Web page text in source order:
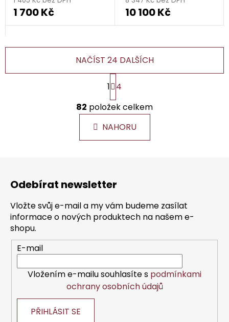
1 700 Kč 10 100 Kč
O
v
l
á
d
p
v
k
v
ý
p
i
s
NAČÍST 24 DALŠÍCH
S
t
r
á
n
k
1
4
82 položek celkem
NAHORU
Odebírat newsletter
Vložte svůj e-mail a my vám budeme zasílat
informace o nových produktech na našem e-
shopu.
E-mail
Vložením e-mailu souhlasíte s podmínkami
ochrany osobních údajů
PŘIHLÁSIT SE